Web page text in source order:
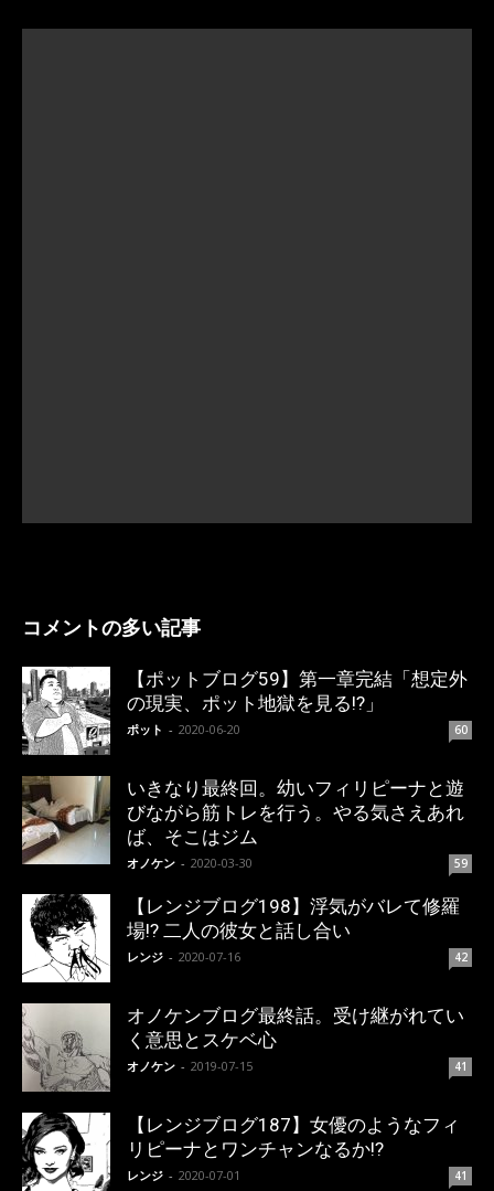
コメントの多い記事
【ポットブログ59】第一章完結「想定外
の現実、ポット地獄を見る!?」
ポット - 2020-06-20 60
いきなり最終回。幼いフィリピーナと遊
びながら筋トレを行う。やる気さえあれ
ば、そこはジム
オノケン - 2020-03-30 59
【レンジブログ198】浮気がバレて修羅
場!? 二人の彼女と話し合い
レンジ - 2020-07-16 42
オノケンブログ最終話。受け継がれてい
く意思とスケベ心
オノケン - 2019-07-15 41
【レンジブログ187】女優のようなフィ
リピーナとワンチャンなるか!?
レンジ - 2020-07-01 41